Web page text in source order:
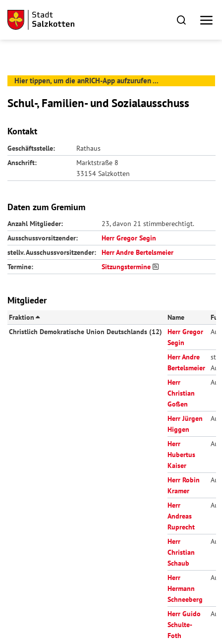
Hier tippen, um die anRICH-App aufzurufen ...
Schul-, Familien- und Sozialausschuss
Kontakt
Geschäftsstelle:
Rathaus
Anschrift:
Marktstraße 8
33154 Salzkotten
Daten zum Gremium
Anzahl Mitglieder:
23, davon 21 stimmberechtigt.
Ausschussvorsitzender:
Herr Gregor Segin
stellv. Ausschussvorsitzender:
Herr Andre Bertelsmeier
Termine:
Sitzungstermine
Mitglieder
Fraktion Name
Christlich Demokratische Union Deutschlands (12)
Herr Gregor
Segin
Herr Andre
Bertelsmeier
Herr
Christian
Goßen
Herr Jürgen
Higgen
Herr
Hubertus
Kaiser
Herr Robin
Kramer
Herr
Andreas
Ruprecht
Herr
Christian
Schaub
Herr
Hermann
Schneeberg
Herr Guido
Schulte-
Foth